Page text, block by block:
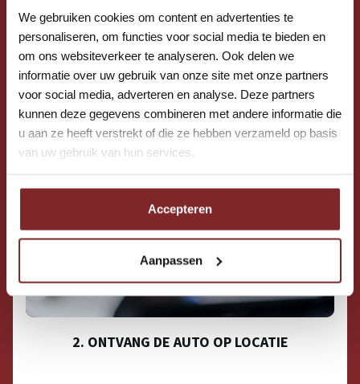
We gebruiken cookies om content en advertenties te
personaliseren, om functies voor social media te bieden en
om ons websiteverkeer te analyseren. Ook delen we
informatie over uw gebruik van onze site met onze partners
voor social media, adverteren en analyse. Deze partners
kunnen deze gegevens combineren met andere informatie die
u aan ze heeft verstrekt of die ze hebben verzameld op basis
van uw gebruik van hun services.
Accepteren
Aanpassen
2. ONTVANG DE AUTO OP LOCATIE